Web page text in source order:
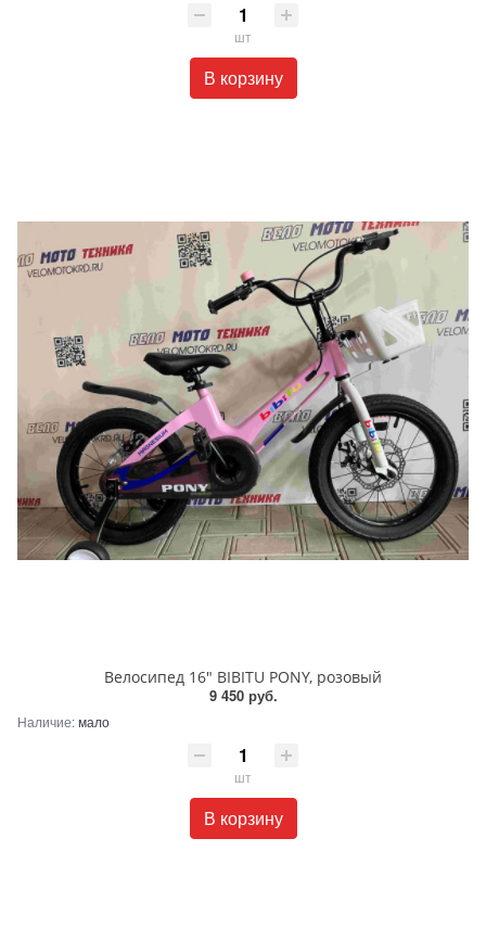
шт
В корзину
Велосипед 16" BIBITU PONY, розовый
9 450 руб.
Наличие:мало
шт
В корзину